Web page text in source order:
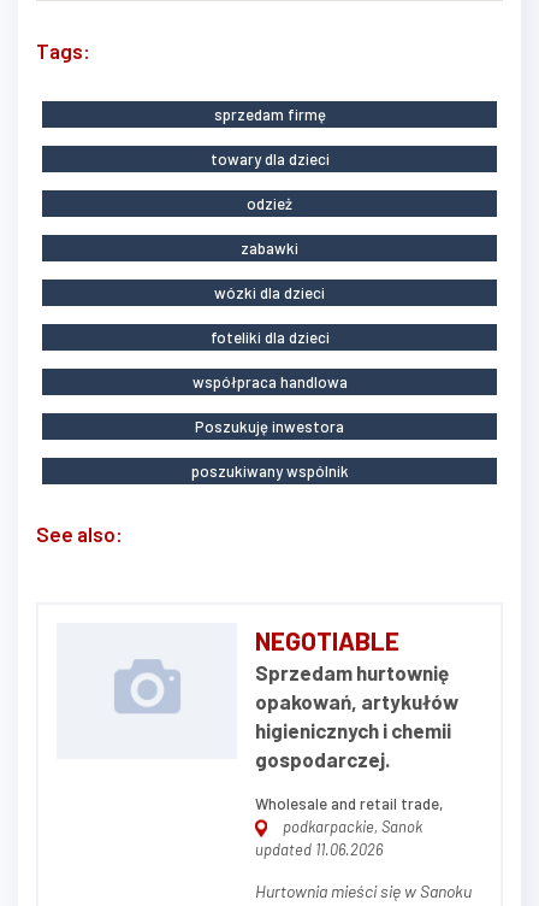
Tags:
sprzedam firmę
towary dla dzieci
odzież
zabawki
wózki dla dzieci
foteliki dla dzieci
współpraca handlowa
Poszukuję inwestora
poszukiwany wspólnik
See also:
NEGOTIABLE
Sprzedam hurtownię
opakowań, artykułów
higienicznych i chemii
gospodarczej.
Wholesale and retail trade,
podkarpackie, Sanok
updated 11.06.2026
Hurtownia mieści się w Sanoku